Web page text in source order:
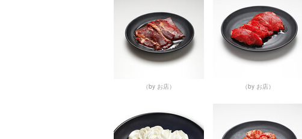
（by お店） （by お店）